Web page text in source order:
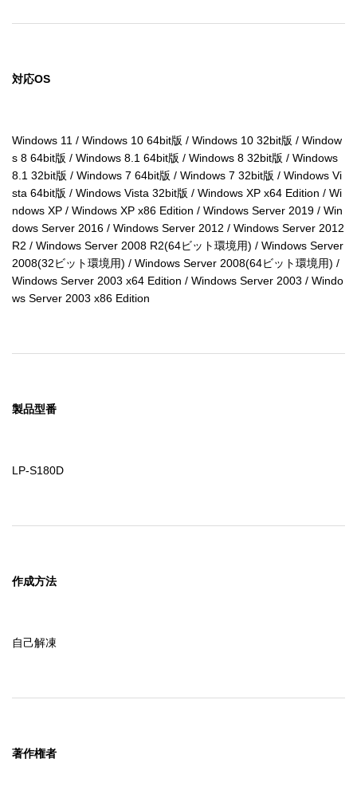
対応OS
Windows 11 / Windows 10 64bit版 / Windows 10 32bit版 / Window
s 8 64bit版 / Windows 8.1 64bit版 / Windows 8 32bit版 / Windows
8.1 32bit版 / Windows 7 64bit版 / Windows 7 32bit版 / Windows Vi
sta 64bit版 / Windows Vista 32bit版 / Windows XP x64 Edition / Wi
ndows XP / Windows XP x86 Edition / Windows Server 2019 / Win
dows Server 2016 / Windows Server 2012 / Windows Server 2012
R2 / Windows Server 2008 R2(64ビット環境用) / Windows Server
2008(32ビット環境用) / Windows Server 2008(64ビット環境用) /
Windows Server 2003 x64 Edition / Windows Server 2003 / Windo
ws Server 2003 x86 Edition
製品型番
LP-S180D
作成方法
自己解凍
著作権者